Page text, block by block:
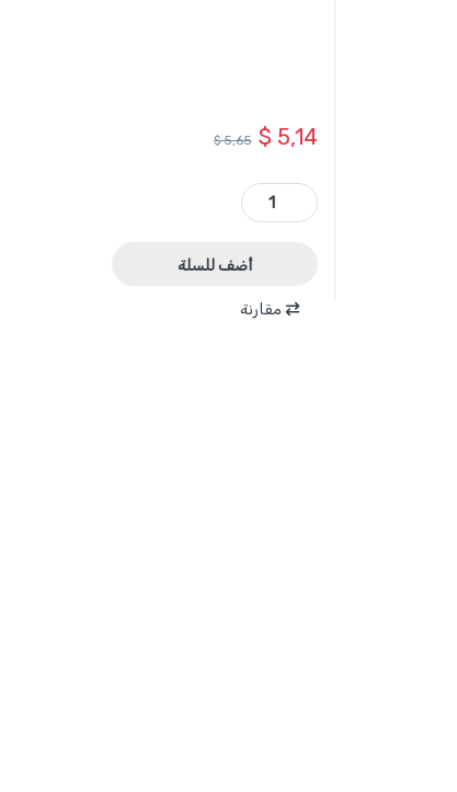
$ 5,14
$5,65
WPL0C04 - قصاصة زجاج وسيراميك يدوية 8 انش قص راس مبسط ماركة WADFOW quantity
أضف للسلة
مقارنة